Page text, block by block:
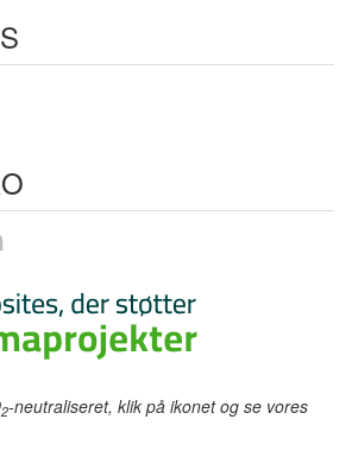
2-neutraliseret, klik på ikonet og se vores